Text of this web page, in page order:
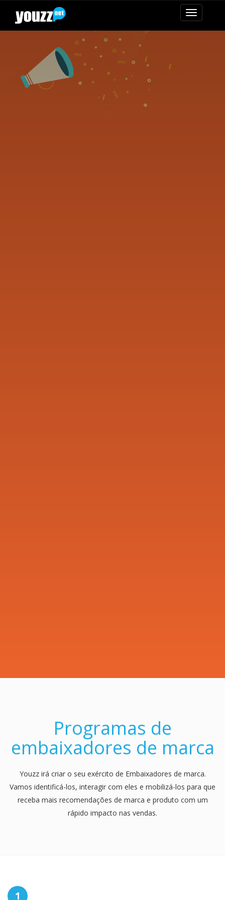
mudar
Programas de
embaixadores de marca
Youzz irá criar o seu exército de Embaixadores de marca.
Vamos identificá-los, interagir com eles e mobilizá-los para que
receba mais recomendações de marca e produto com um
rápido impacto nas vendas.
1